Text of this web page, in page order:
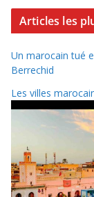
Articles les
Un marocain tué
Berrechid
Les villes